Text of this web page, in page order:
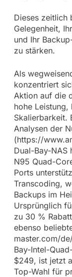
Dieses zeitlich
Gelegenheit,
und Ihr
zu stärken.
Als
konzentriert
Aktion auf die
hohe
Skalierbarkeit.
Analysen der
(https://
Dual-Bay-NAS
N95 Quad-
Ports
Transcoding,
Backups im
Ursprünglich
zu 30 %
ebenso
master.com/
Bay-Intel-
$249, ist jetzt
Top-Wahl für